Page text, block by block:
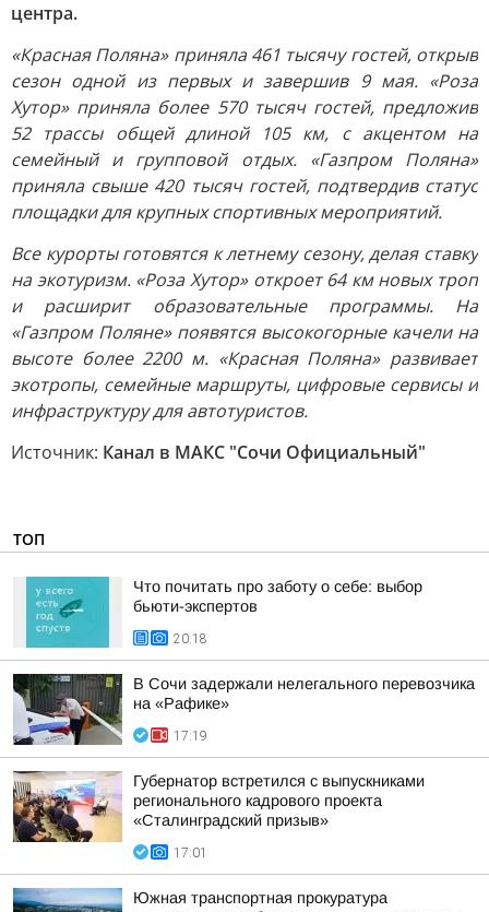
центра.
«Красная Поляна» приняла 461 тысячу гостей, открыв
сезон одной из первых и завершив 9 мая. «Роза
Хутор» приняла более 570 тысяч гостей, предложив
52 трассы общей длиной 105 км, с акцентом на
семейный и групповой отдых. «Газпром Поляна»
приняла свыше 420 тысяч гостей, подтвердив статус
площадки для крупных спортивных мероприятий.
Все курорты готовятся к летнему сезону, делая ставку
на экотуризм. «Роза Хутор» откроет 64 км новых троп
и расширит образовательные программы. На
«Газпром Поляне» появятся высокогорные качели на
высоте более 2200 м. «Красная Поляна» развивает
экотропы, семейные маршруты, цифровые сервисы и
инфраструктуру для автотуристов.
Источник: Канал в МАКС "Сочи Официальный"
ТОП
Что почитать про заботу о себе: выбор
бьюти-экспертов
20:18
В Сочи задержали нелегального перевозчика
на «Рафике»
17:19
Губернатор встретился с выпускниками
регионального кадрового проекта
«Сталинградский призыв»
17:01
Южная транспортная прокуратура